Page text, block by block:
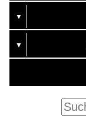
▼
▼